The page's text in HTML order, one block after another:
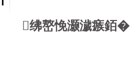
绋嶅悗灏濊瘯銆�